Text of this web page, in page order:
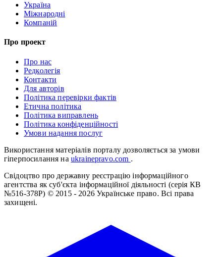
Україна
Міжнародні
Компаній
Про проект
Про нас
Редколегія
Контакти
Для авторів
Політика перевірки фактів
Етична політика
Політика виправлень
Політика конфіденційності
Умови надання послуг
Використання матеріалів порталу дозволяється за умови
гіперпосилання на ukrainepravo.com .
Свідоцтво про державну реєстрацію інформаційного
агентства як суб'єкта інформаційної діяльності (серія КВ
№516-378Р) © 2015 - 2026 Українське право. Всі права
захищені.